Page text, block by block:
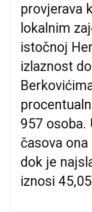
provjerava
lokalnim
istočnoj
izlaznost
957 osoba.
časova
dok je
iznosi